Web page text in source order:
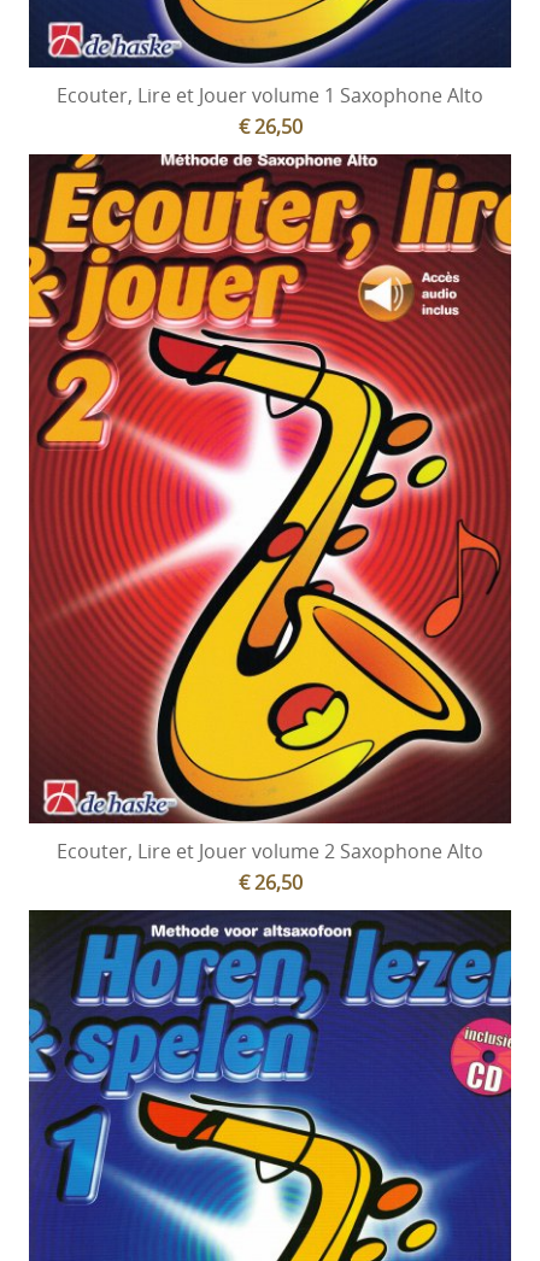
Ecouter, Lire et Jouer volume 1 Saxophone Alto
€ 26,50
Ecouter, Lire et Jouer volume 2 Saxophone Alto
€ 26,50